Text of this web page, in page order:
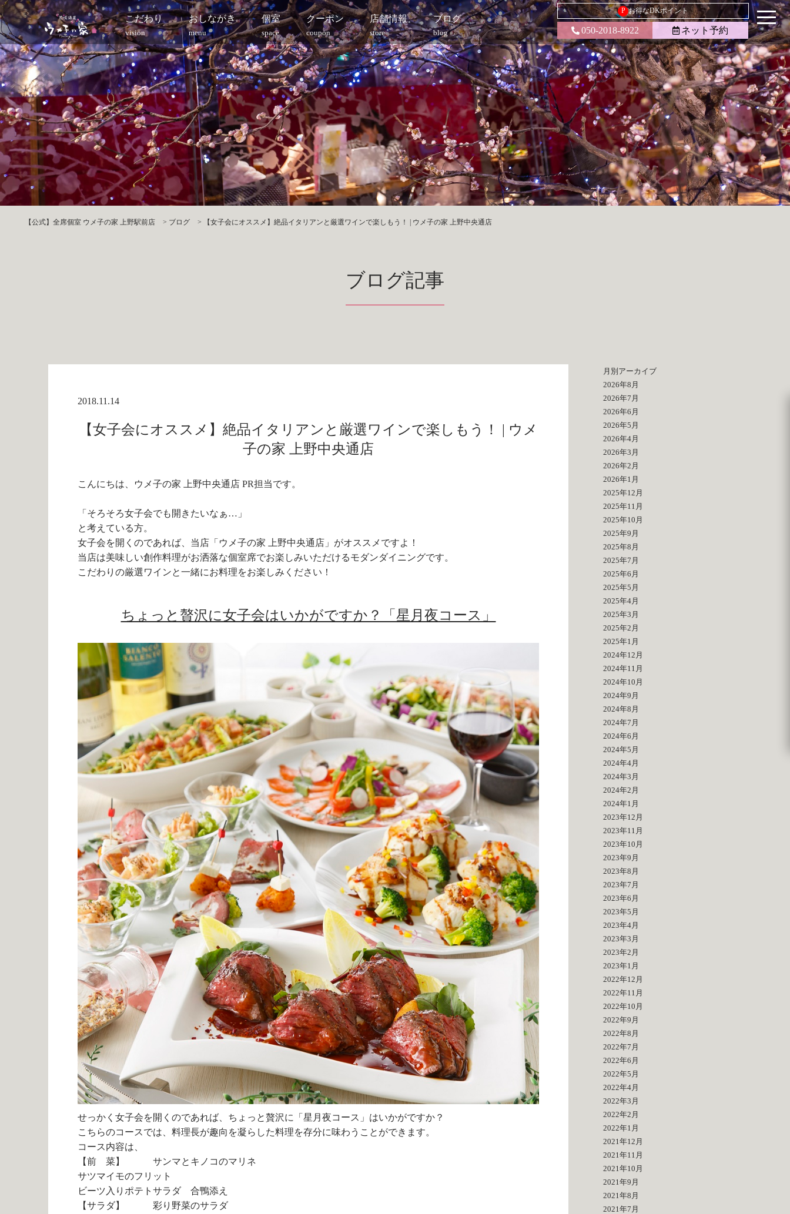
こだわり
vision
おしながき
menu
個室
space
クーポン
coupon
店舗情報
store
ブログ
blog
P お得なDKポイント
050-2018-8922 ネット予約
【公式】全席個室 ウメ子の家 上野駅前店 > ブログ > 【女子会にオススメ】絶品イタリアンと厳選ワインで楽しもう！ | ウメ子の家 上野中央通店
ブログ記事
2018.11.14
【女子会にオススメ】絶品イタリアンと厳選ワインで楽しもう！ | ウメ
子の家 上野中央通店
こんにちは、ウメ子の家 上野中央通店 PR担当です。
「そろそろ女子会でも開きたいなぁ…」
と考えている方。
女子会を開くのであれば、当店「ウメ子の家 上野中央通店」がオススメですよ！
当店は美味しい創作料理がお洒落な個室席でお楽しみいただけるモダンダイニングです。
こだわりの厳選ワインと一緒にお料理をお楽しみください！
ちょっと贅沢に女子会はいかがですか？「星月夜コース」
せっかく女子会を開くのであれば、ちょっと贅沢に「星月夜コース」はいかがですか？
こちらのコースでは、料理長が趣向を凝らした料理を存分に味わうことができます。
コース内容は、
【前 菜】 サンマとキノコのマリネ
サツマイモのフリット
ビーツ入りポテトサラダ 合鴨添え
【サラダ】 彩り野菜のサラダ
月別アーカイブ
2026年8月
2026年7月
2026年6月
2026年5月
2026年4月
2026年3月
2026年2月
2026年1月
2025年12月
2025年11月
2025年10月
2025年9月
2025年8月
2025年7月
2025年6月
2025年5月
2025年4月
2025年3月
2025年2月
2025年1月
2024年12月
2024年11月
2024年10月
2024年9月
2024年8月
2024年7月
2024年6月
2024年5月
2024年4月
2024年3月
2024年2月
2024年1月
2023年12月
2023年11月
2023年10月
2023年9月
2023年8月
2023年7月
2023年6月
2023年5月
2023年4月
2023年3月
2023年2月
2023年1月
2022年12月
2022年11月
2022年10月
2022年9月
2022年8月
2022年7月
2022年6月
2022年5月
2022年4月
2022年3月
2022年2月
2022年1月
2021年12月
2021年11月
2021年10月
2021年9月
2021年8月
2021年7月